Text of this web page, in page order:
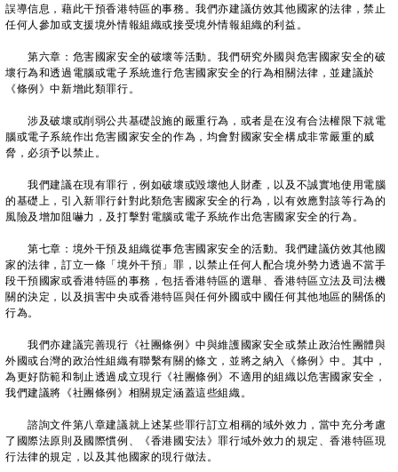
誤導信息，藉此干預香港特區的事務。我們亦建議仿效其他國家的法律，禁止
任何人參加或支援境外情報組織或接受境外情報組織的利益。
第六章：危害國家安全的破壞等活動。我們研究外國與危害國家安全的破
壞行為和透過電腦或電子系統進行危害國家安全的行為相關法律，並建議於
《條例》中新增此類罪行。
涉及破壞或削弱公共基礎設施的嚴重行為，或者是在沒有合法權限下就電
腦或電子系統作出危害國家安全的作為，均會對國家安全構成非常嚴重的威
脅，必須予以禁止。
我們建議在現有罪行，例如破壞或毀壞他人財產，以及不誠實地使用電腦
的基礎上，引入新罪行針對此類危害國家安全的行為，以有效應對該等行為的
風險及增加阻嚇力，及打擊對電腦或電子系統作出危害國家安全的行為。
第七章：境外干預及組織從事危害國家安全的活動。我們建議仿效其他國
家的法律，訂立一條「境外干預」罪，以禁止任何人配合境外勢力透過不當手
段干預國家或香港特區的事務，包括香港特區的選舉、香港特區立法及司法機
關的決定，以及損害中央或香港特區與任何外國或中國任何其他地區的關係的
行為。
我們亦建議完善現行《社團條例》中與維護國家安全或禁止政治性團體與
外國或台灣的政治性組織有聯繫有關的條文，並將之納入《條例》中。其中，
為更好防範和制止透過成立現行《社團條例》不適用的組織以危害國家安全，
我們建議將《社團條例》相關規定涵蓋這些組織。
諮詢文件第八章建議就上述某些罪行訂立相稱的域外效力，當中充分考慮
了國際法原則及國際慣例、《香港國安法》罪行域外效力的規定、香港特區現
行法律的規定，以及其他國家的現行做法。